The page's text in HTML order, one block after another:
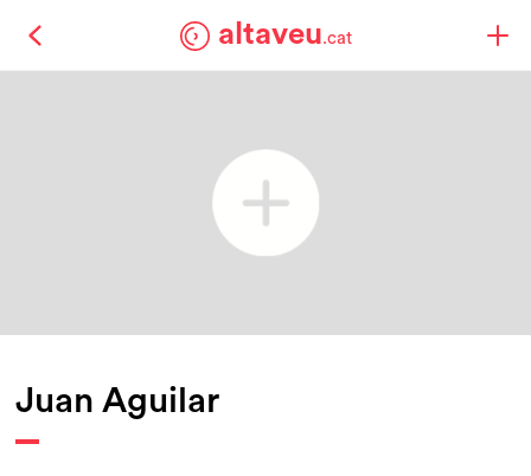
altaveu.cat
Juan Aguilar